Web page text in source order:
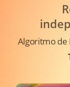
Algoritmo de